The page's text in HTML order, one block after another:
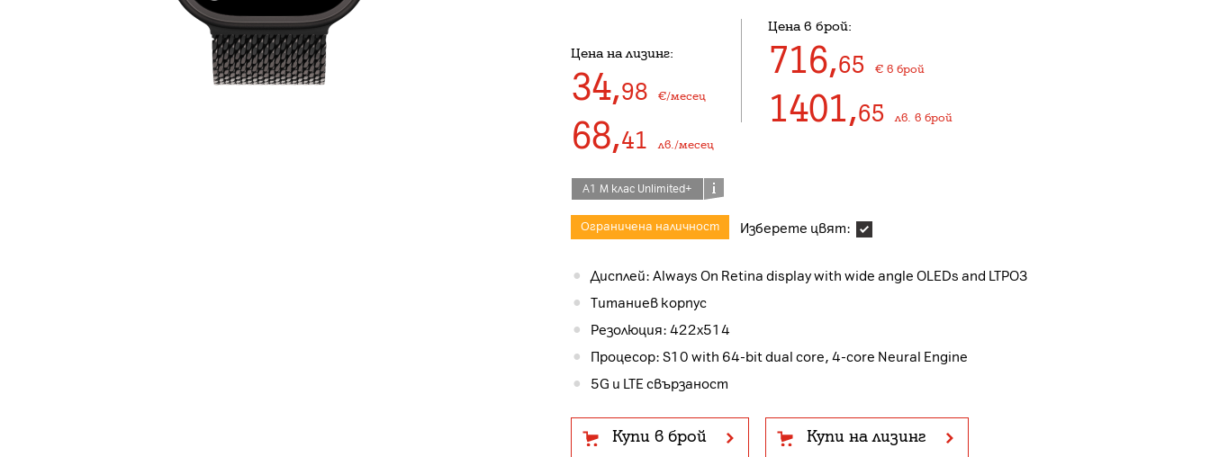
Цена на лизинг:
34,98 €/месец
68,41 лв./месец
Цена в брой:
716,65 € в брой
1401,65 лв. в брой
А1 М клас Unlimited+
Ограничена наличност Изберете цвят:
Дисплей: Always On Retina display with wide angle OLEDs and LTPO3
Титаниев корпус
Резолюция: 422х514
Процесор: S10 with 64-bit dual core, 4-core Neural Engine
5G и LTE свързаност
Купи в брой Купи на лизинг